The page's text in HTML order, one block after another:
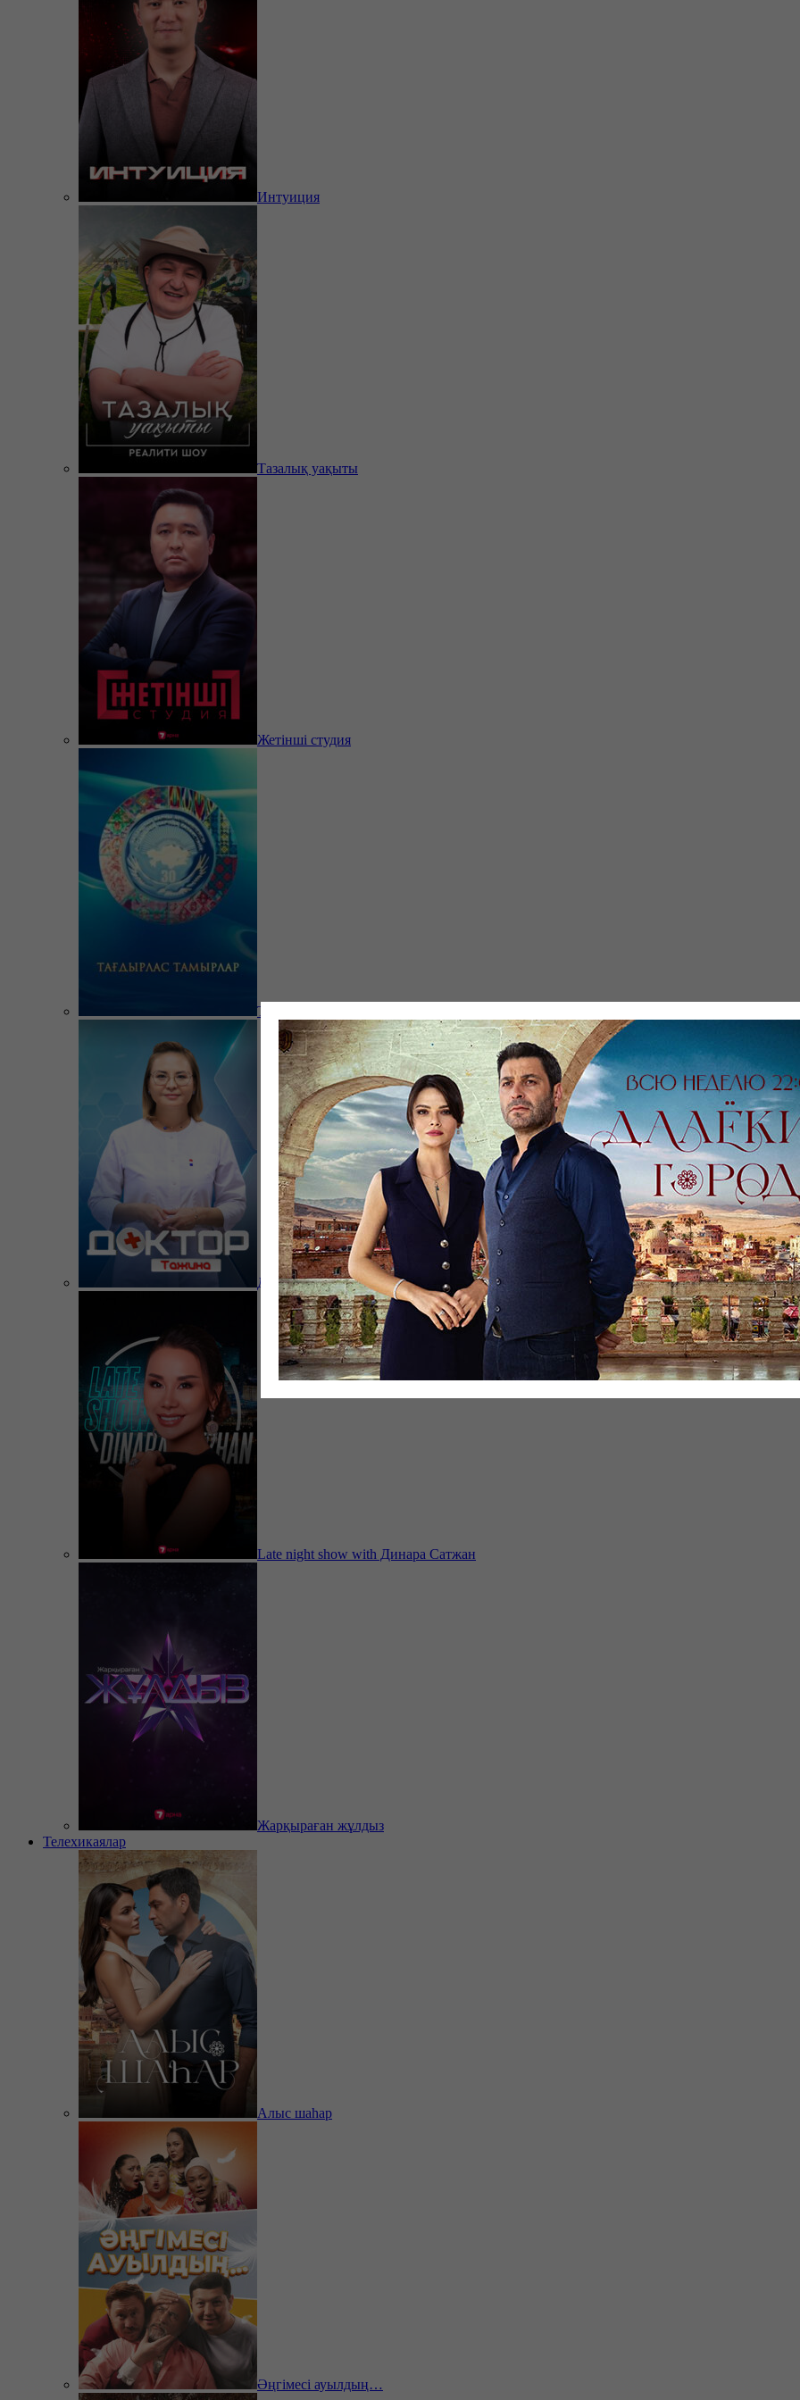
Интуиция
Тазалық уақыты
Жетінші студия
Тағдырлас тамырлар
Доктор Тажина
Late night show with Динара Сатжан
Жарқыраған жұлдыз
Телехикаялар
Алыс шаһар
Әңгімесі ауылдың…